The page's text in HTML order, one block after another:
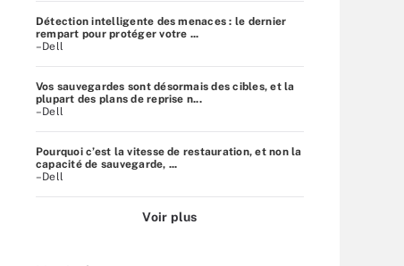
Détection intelligente des menaces : le dernier
rempart pour protéger votre ...
–Dell
Vos sauvegardes sont désormais des cibles, et la
plupart des plans de reprise n...
–Dell
Pourquoi c’est la vitesse de restauration, et non la
capacité de sauvegarde, ...
–Dell
Voir plus